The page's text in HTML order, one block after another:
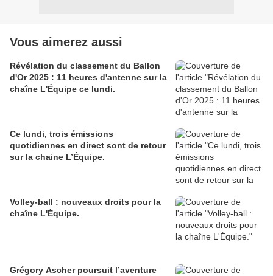
Vous aimerez aussi
Révélation du classement du Ballon
d'Or 2025 : 11 heures d'antenne sur la
chaîne L'Équipe ce lundi.
Ce lundi, trois émissions
quotidiennes en direct sont de retour
sur la chaine L’Équipe.
Volley-ball : nouveaux droits pour la
chaîne L'Équipe.
Grégory Ascher poursuit l’aventure